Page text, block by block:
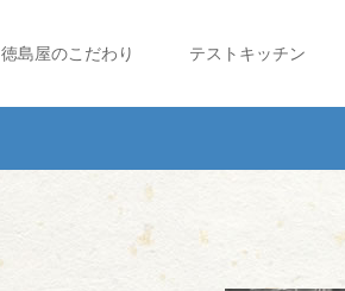
徳島屋のこだわり テストキッチン